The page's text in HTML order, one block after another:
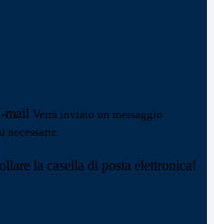
mail Verrà inviato un messaggio
la casella di posta elettronica!